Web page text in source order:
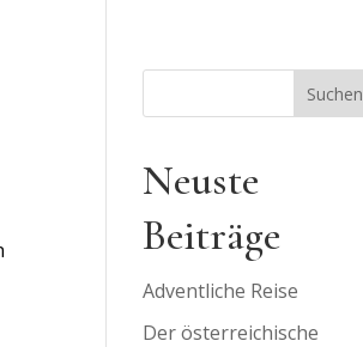
Suchen
Neuste
Beiträge
Adventliche Reise
Der österreichische